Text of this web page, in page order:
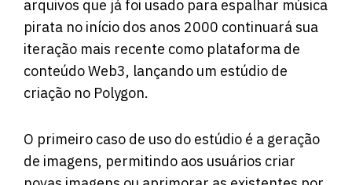
arquivos que já foi usado para espalhar música
pirata no início dos anos 2000 continuará sua
iteração mais recente como plataforma de
conteúdo Web3, lançando um estúdio de
criação no Polygon.
O primeiro caso de uso do estúdio é a geração
de imagens, permitindo aos usuários criar